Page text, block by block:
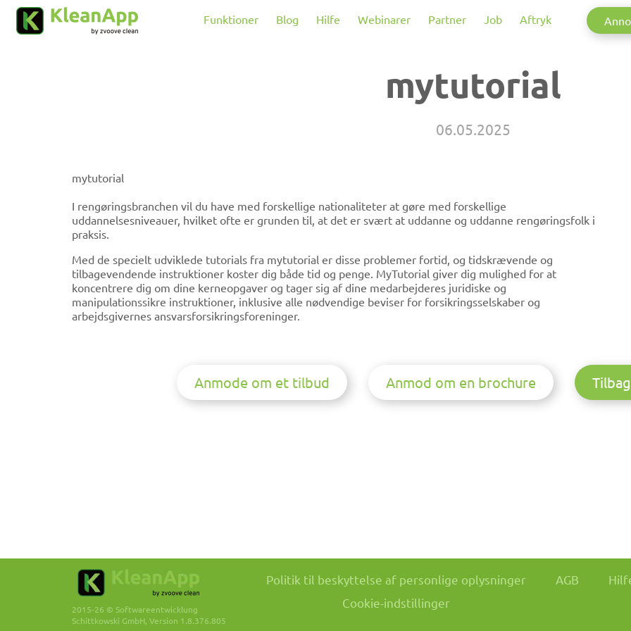
Spring til hovedindholdet
Funktioner
Blog Hilfe Webinarer Partner Job Aftryk
mytutorial
06.05.2025
mytutorial
I rengøringsbranchen vil du have med forskellige nationaliteter at gøre med forskellige
uddannelsesniveauer, hvilket ofte er grunden til, at det er svært at uddanne og uddanne rengøringsfolk i
praksis.
Med de specielt udviklede tutorials fra mytutorial er disse problemer fortid, og tidskrævende og
tilbagevendende instruktioner koster dig både tid og penge. MyTutorial giver dig mulighed for at
koncentrere dig om dine kerneopgaver og tager sig af dine medarbejderes juridiske og
manipulationssikre instruktioner, inklusive alle nødvendige beviser for forsikringsselskaber og
arbejdsgivernes ansvarsforsikringsforeninger.
Anmode om et tilbud Anmod om en brochure
2015-26 © Softwareentwicklung
Schittkowski GmbH, Version 1.8.376.805
Politik til beskyttelse af personlige oplysninger
Cookie-indstillinger
AGB